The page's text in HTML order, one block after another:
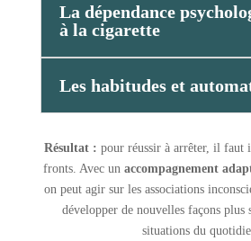
La dépendance
à la cigarette
Les habitudes et
Résultat : pour réussir à arrêter, il faut
fronts. Avec un accompagnement
on peut agir sur les associations
développer de nouvelles façons plus
situations du